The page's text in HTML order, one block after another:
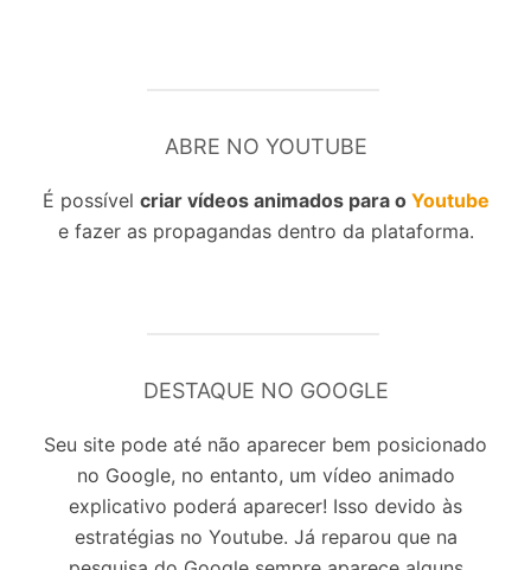
ABRE NO YOUTUBE
É possível criar vídeos animados para o Youtube
e fazer as propagandas dentro da plataforma.
DESTAQUE NO GOOGLE
Seu site pode até não aparecer bem posicionado
no Google, no entanto, um vídeo animado
explicativo poderá aparecer! Isso devido às
estratégias no Youtube. Já reparou que na